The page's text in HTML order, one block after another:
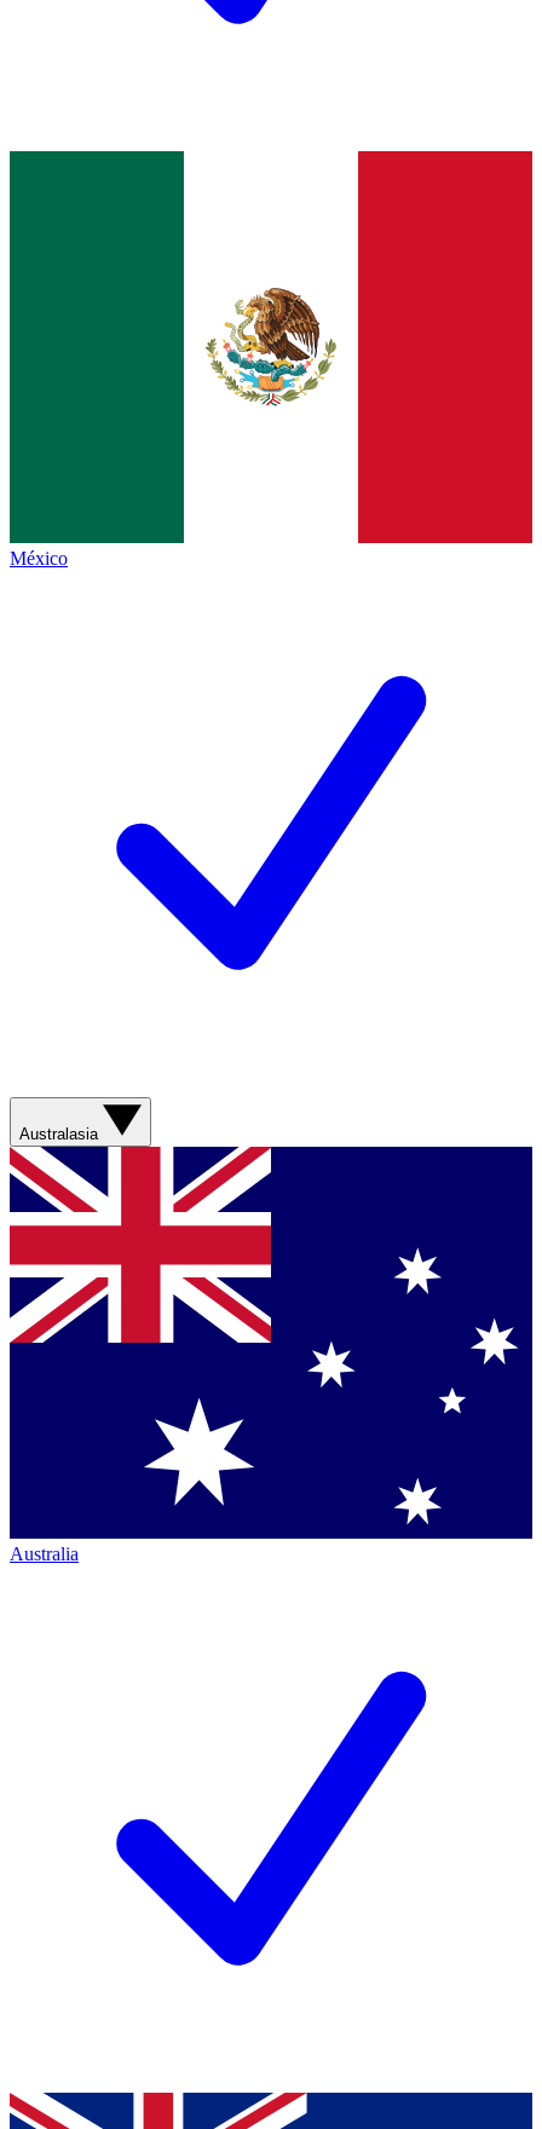
México
Australasia
Australia